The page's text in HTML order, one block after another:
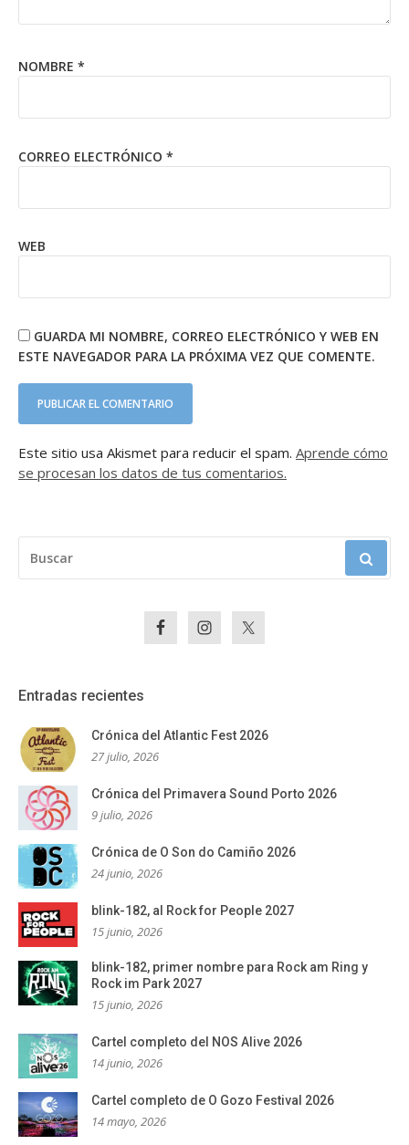
NOMBRE *
CORREO ELECTRÓNICO *
WEB
GUARDA MI NOMBRE, CORREO ELECTRÓNICO Y WEB EN
ESTE NAVEGADOR PARA LA PRÓXIMA VEZ QUE COMENTE.
Este sitio usa Akismet para reducir el spam. Aprende cómo
se procesan los datos de tus comentarios.
Entradas recientes
Crónica del Atlantic Fest 2026
27 julio, 2026
Crónica del Primavera Sound Porto 2026
9 julio, 2026
Crónica de O Son do Camiño 2026
24 junio, 2026
blink-182, al Rock for People 2027
15 junio, 2026
blink-182, primer nombre para Rock am Ring y
Rock im Park 2027
15 junio, 2026
Cartel completo del NOS Alive 2026
14 junio, 2026
Cartel completo de O Gozo Festival 2026
14 mayo, 2026